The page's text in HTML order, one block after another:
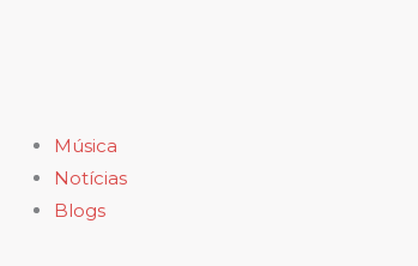
Música
Notícias
Blogs